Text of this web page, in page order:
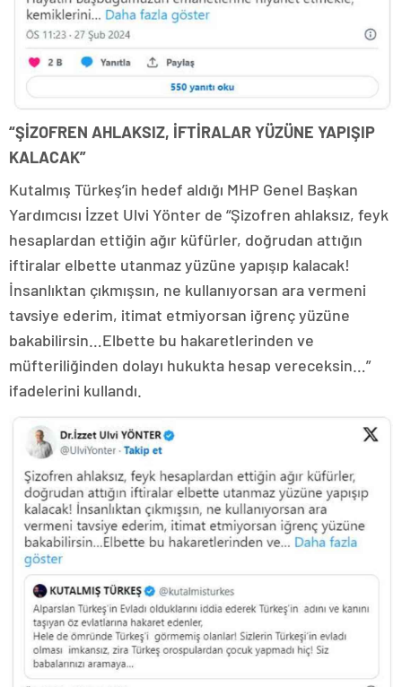
“ŞİZOFREN AHLAKSIZ, İFTİRALAR YÜZÜNE YAPIŞIP
KALACAK”
Kutalmış Türkeş’in hedef aldığı MHP Genel Başkan
Yardımcısı İzzet Ulvi Yönter de “Şizofren ahlaksız, feyk
hesaplardan ettiğin ağır küfürler, doğrudan attığın
iftiralar elbette utanmaz yüzüne yapışıp kalacak!
İnsanlıktan çıkmışsın, ne kullanıyorsan ara vermeni
tavsiye ederim, itimat etmiyorsan iğrenç yüzüne
bakabilirsin…Elbette bu hakaretlerinden ve
müfteriliğinden dolayı hukukta hesap vereceksin…”
ifadelerini kullandı.